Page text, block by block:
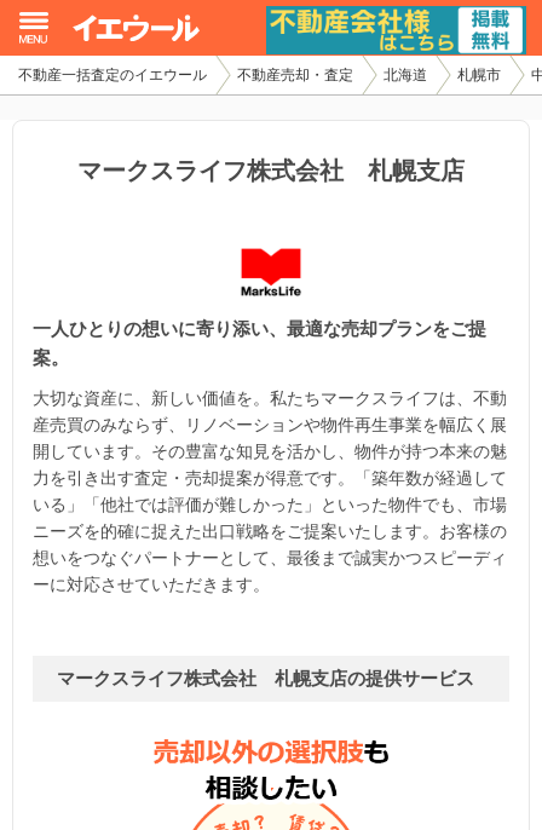
不動産一括査定のイエウール 不動産売却・査定 北海道 札幌市
マークスライフ株式会社 札幌支店
一人ひとりの想いに寄り添い、最適な売却プランをご提
案。
大切な資産に、新しい価値を。私たちマークスライフは、不動
産売買のみならず、リノベーションや物件再生事業を幅広く展
開しています。その豊富な知見を活かし、物件が持つ本来の魅
力を引き出す査定・売却提案が得意です。「築年数が経過して
いる」「他社では評価が難しかった」といった物件でも、市場
ニーズを的確に捉えた出口戦略をご提案いたします。お客様の
想いをつなぐパートナーとして、最後まで誠実かつスピーディ
ーに対応させていただきます。
マークスライフ株式会社 札幌支店の提供サービス
イエウール加盟希望の不動産会社様
家査定シミュレーター
お問い合わせ